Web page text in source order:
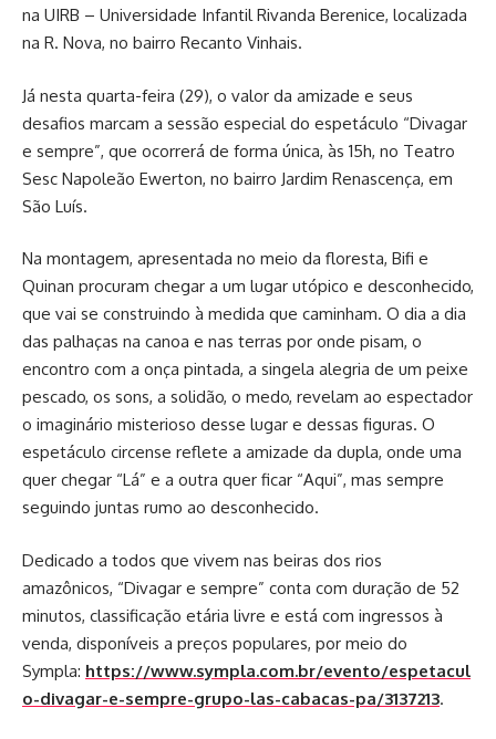
na UIRB – Universidade Infantil Rivanda Berenice, localizada
na R. Nova, no bairro Recanto Vinhais.
Já nesta quarta-feira (29), o valor da amizade e seus
desafios marcam a sessão especial do espetáculo “Divagar
e sempre”, que ocorrerá de forma única, às 15h, no Teatro
Sesc Napoleão Ewerton, no bairro Jardim Renascença, em
São Luís.
Na montagem, apresentada no meio da floresta, Bifi e
Quinan procuram chegar a um lugar utópico e desconhecido,
que vai se construindo à medida que caminham. O dia a dia
das palhaças na canoa e nas terras por onde pisam, o
encontro com a onça pintada, a singela alegria de um peixe
pescado, os sons, a solidão, o medo, revelam ao espectador
o imaginário misterioso desse lugar e dessas figuras. O
espetáculo circense reflete a amizade da dupla, onde uma
quer chegar “Lá” e a outra quer ficar “Aqui”, mas sempre
seguindo juntas rumo ao desconhecido.
Dedicado a todos que vivem nas beiras dos rios
amazônicos, “Divagar e sempre” conta com duração de 52
minutos, classificação etária livre e está com ingressos à
venda, disponíveis a preços populares, por meio do
Sympla: https://www.sympla.com.br/evento/espetacul
o-divagar-e-sempre-grupo-las-cabacas-pa/3137213.